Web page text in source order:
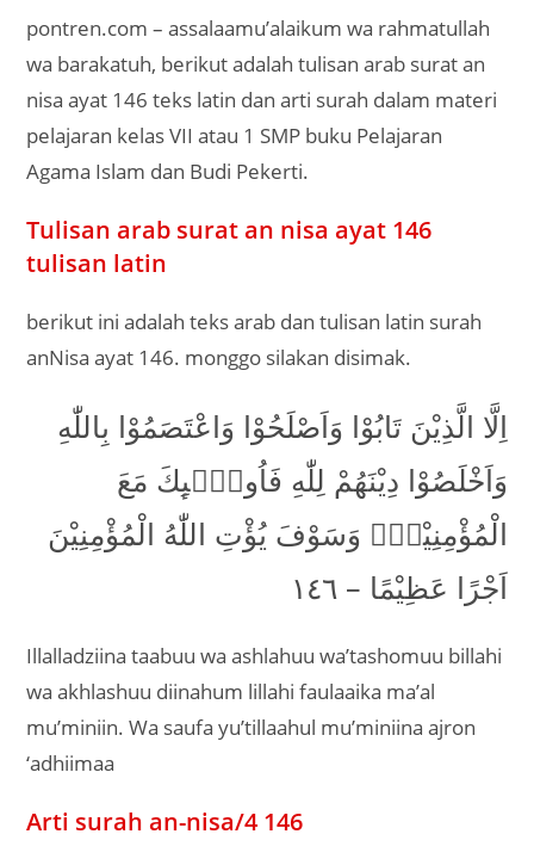
pontren.com – assalaamu’alaikum wa rahmatullah
wa barakatuh, berikut adalah tulisan arab surat an
nisa ayat 146 teks latin dan arti surah dalam materi
pelajaran kelas VII atau 1 SMP buku Pelajaran
Agama Islam dan Budi Pekerti.
Tulisan arab surat an nisa ayat 146
tulisan latin
berikut ini adalah teks arab dan tulisan latin surah
anNisa ayat 146. monggo silakan disimak.
اِلَّا الَّذِيْنَ تَابُوْا وَاَصْلَحُوْا وَاعْتَصَمُوْا بِاللّٰهِ
وَاَخْلَصُوْا دِيْنَهُمْ لِلّٰهِ فَاُولٰۤىِٕكَ مَعَ
الْمُؤْمِنِيْنَۗ وَسَوْفَ يُؤْتِ اللّٰهُ الْمُؤْمِنِيْنَ
اَجْرًا عَظِيْمًا – ١٤٦
Illalladziina taabuu wa ashlahuu wa’tashomuu billahi
wa akhlashuu diinahum lillahi faulaaika ma’al
mu’miniin. Wa saufa yu’tillaahul mu’miniina ajron
‘adhiimaa
Arti surah an-nisa/4 146